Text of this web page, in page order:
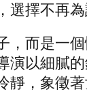
擇不再為
，而是一
演以細膩
靜，象徵